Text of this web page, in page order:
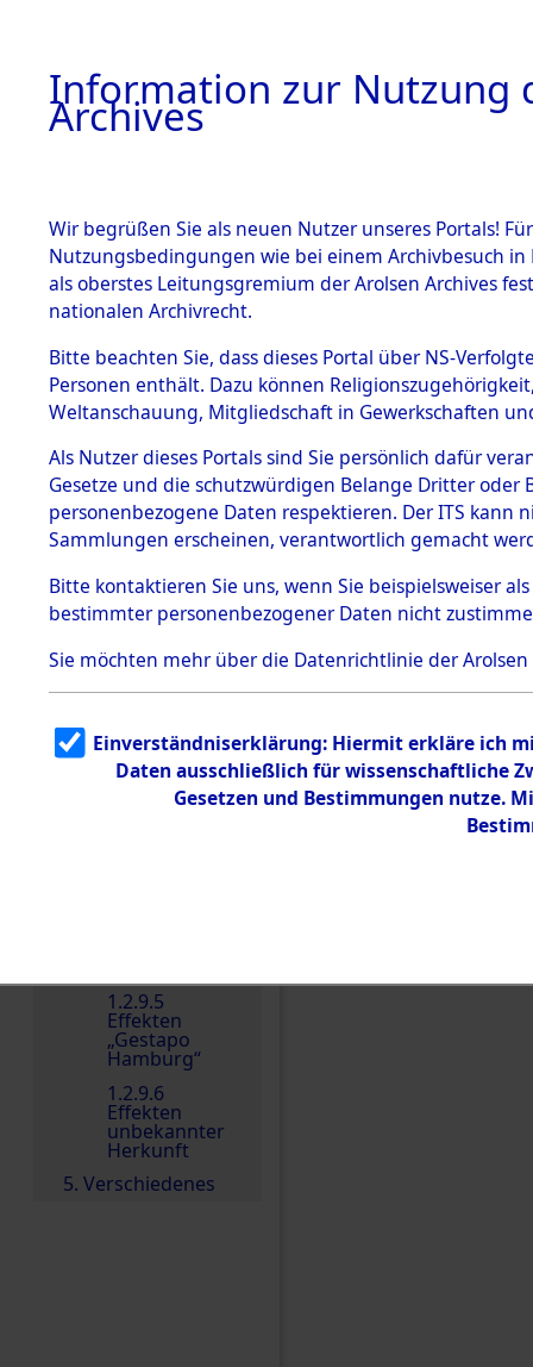
BESTÄNDE
1.
Inhaftierungsdoku
mente
1.2.9 Beim ITS
Effekten
1.2.9.1
Effekten aus
dem KZ
Dachau
1.2.9.2
Effekten aus
dem KZ
Bayerisches
Dokument
e
1.2.9.5
Effekten
„Gestapo
Hamburg“
1.2.9.6
Effekten
unbekannter
Herkunft
5. Verschiedenes
0001
Einen Kommentar
Information zur Nutzung
Archives
Wir begrüßen Sie als neuen Nutzer unseres Portals!
Nutzungsbedingungen wie bei einem Archivbesuch
als oberstes Leitungsgremium der Arolsen Archives
nationalen Archivrecht.
Bitte beachten Sie, dass dieses Portal über NS-
Personen enthält. Dazu können
Weltanschauung, Mitgliedschaft in Gewerkschaften
Als Nutzer dieses Portals sind Sie persönlich dafür
Gesetze und die schutzwürdigen Belange Dritter
personenbezogene Daten respektieren. Der ITS
Sammlungen erscheinen, verantwortlich gemacht
Bitte kontaktieren Sie uns, wenn Sie beispielsweiser
bestimmter personenbezogener Daten nicht
Sie möchten mehr über die Datenrichtlinie der Arolsen
Einverständniserklärung: Hiermit erkläre ich
Daten ausschließlich für wissenschaftliche
Gesetzen und Bestimmungen nutze.